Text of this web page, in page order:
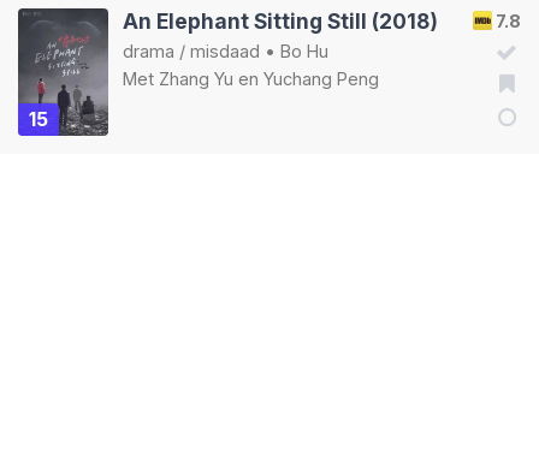
15
7.8
An Elephant Sitting Still (2018)
drama / misdaad • Bo Hu
Met Zhang Yu en Yuchang Peng